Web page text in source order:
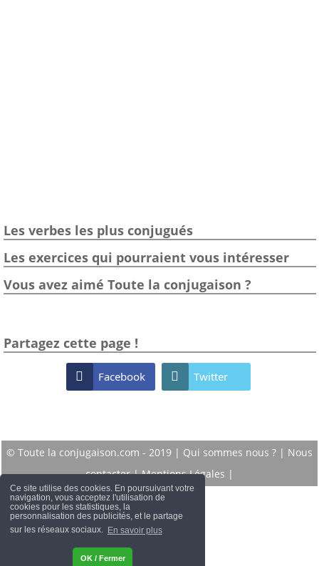
Ce site utilise des cookies. En poursuivant votre
navigation, vous acceptez l'utilisation de
cookies pour les statistiques, la
personnalisation des publicités, et le partage
sur les réseaux sociaux. En savoir plus
OK / Fermer
Les verbes les plus conjugués
Les exercices qui pourraient vous intéresser
Vous avez aimé Toute la conjugaison ?
Partagez cette page !
 Facebook  Twitter
© Toute la conjugaison.com - 2019 | Qui sommes nous ? | Nous
contacter|Mentions Légales |